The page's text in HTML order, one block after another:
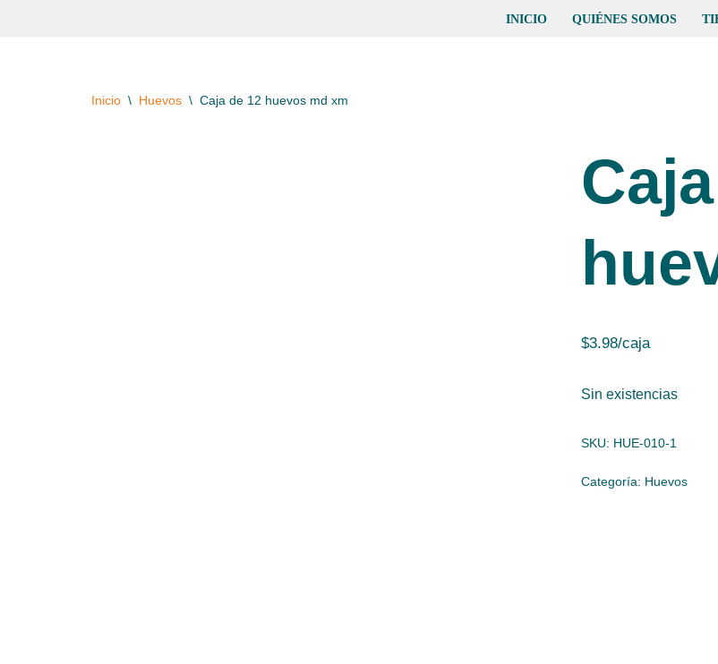
INICIO QUIÉNES SOMOS
Inicio \ Huevos \ Caja de 12 huevos md xm
$3.98/caja
Sin existencias
SKU: HUE-010-1
Categoría: Huevos